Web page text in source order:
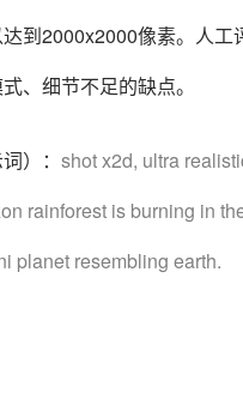
到2000x2000像素。人工
、细节不足的缺点。
）： shot x2d, ultra
rainforest is burning in
planet resembling earth.